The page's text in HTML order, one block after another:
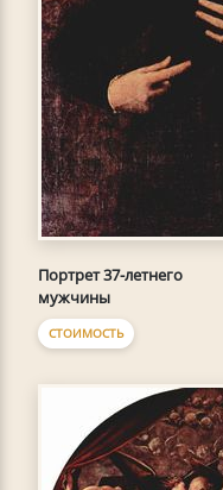
Портрет 37-летнего
мужчины
СТОИМОСТЬ